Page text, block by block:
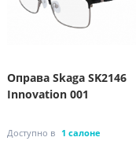
Оправа Skaga SK2146
Innovation 001
Доступно в 1 салоне